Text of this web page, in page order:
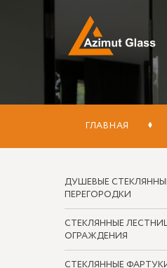
ГЛАВНАЯ
ДУШЕВЫЕ
ПЕРЕГОРОДКИ
СТЕКЛЯННЫЕ
ОГРАЖДЕНИЯ
СТЕКЛЯННЫЕ